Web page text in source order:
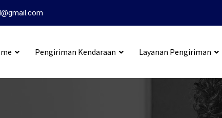
Pengiriman Kendaraan Layanan Pengiriman